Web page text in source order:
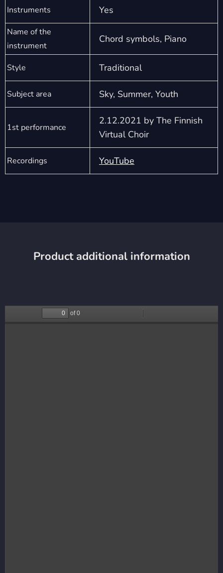
Instruments Yes
Name of the
instrument
Chord symbols, Piano
Style Traditional
Subject area Sky, Summer, Youth
1st performance
2.12.2021 by The Finnish
Virtual Choir
Recordings YouTube
Product additional information